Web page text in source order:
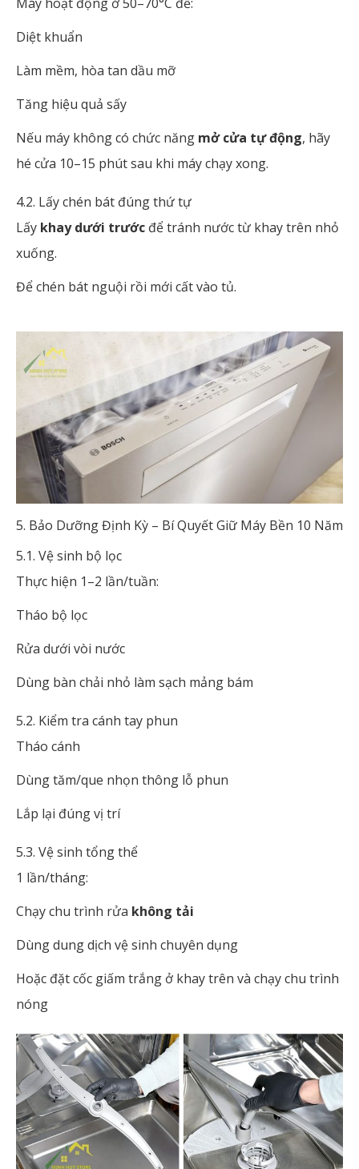
Diệt khuẩn
Làm mềm, hòa tan dầu mỡ
Tăng hiệu quả sấy
Nếu máy không có chức năng mở cửa tự động, hãy
hé cửa 10–15 phút sau khi máy chạy xong.
4.2. Lấy chén bát đúng thứ tự
Lấy khay dưới trước để tránh nước từ khay trên nhỏ
xuống.
Để chén bát nguội rồi mới cất vào tủ.
5. Bảo Dưỡng Định Kỳ – Bí Quyết Giữ Máy Bền 10 Năm
5.1. Vệ sinh bộ lọc
Thực hiện 1–2 lần/tuần:
Tháo bộ lọc
Rửa dưới vòi nước
Dùng bàn chải nhỏ làm sạch mảng bám
5.2. Kiểm tra cánh tay phun
Tháo cánh
Dùng tăm/que nhọn thông lỗ phun
Lắp lại đúng vị trí
5.3. Vệ sinh tổng thể
1 lần/tháng:
Chạy chu trình rửa không tải
Dùng dung dịch vệ sinh chuyên dụng
Hoặc đặt cốc giấm trắng ở khay trên và chạy chu trình
nóng